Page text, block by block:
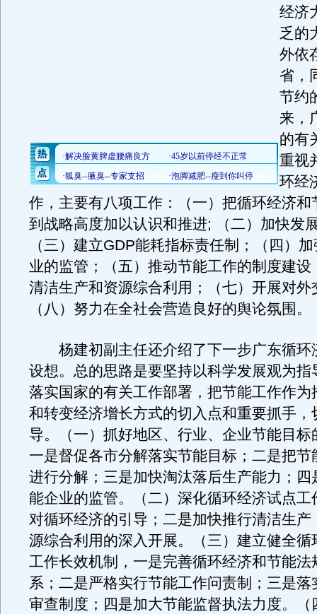
经济
乏的
外依
省，
节约
来，
的有
重视
环经
作，主要有八项工作：（一）把循环经济和
到战略高度加以认识和推进; （二）加快发
（三）建立GDP能耗指标责任制；（四）
业的监管；（五）推动节能工作的制度建设
清洁生产和资源综合利用；（七）开展对外
（八）努力在全社会营造良好的舆论氛围。
杨建初副主任还介绍了下一步广东循环
设想。总的思路是要坚持以科学发展观为指
落实国家的有关工作部署，把节能工作作为
和转变经济增长方式的切入点和重要抓手，
导。（一）抓好地区、行业、企业节能目标
一是督促各市分解落实节能目标；二是把节
进行分解；三是加快淘汰落后生产能力；四
能企业的监管。（二）深化循环经济试点工
对循环经济的引导；二是加快推行清洁生产
源综合利用的深入开展。（三）建立健全循
工作长效机制，一是完善循环经济和节能法
系；二是严格实行节能工作问责制；三是落
审查制度；四是加大节能监督执法力度。（